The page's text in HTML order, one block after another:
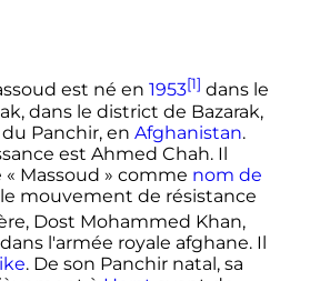
est né en 1953[1] dans le
dans le district de Bazarak,
Panchir, en Afghanistan.
est Ahmed Chah. Il
« Massoud » comme nom de
mouvement de résistance
Dost Mohammed Khan,
l'armée royale afghane. Il
. De son Panchir natal, sa